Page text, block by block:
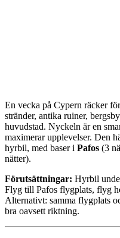
En vecka på Cypern räcker
stränder, antika ruiner,
huvudstad. Nyckeln är en
maximerar upplevelser. Den
hyrbil, med baser i Pafos (3
nätter).
Förutsättningar: Hyrbil
Flyg till Pafos flygplats, flyg
Alternativt: samma flygplats
bra oavsett riktning.